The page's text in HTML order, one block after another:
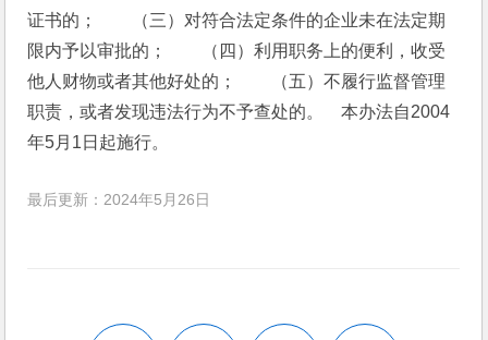
证书的；　　（三）对符合法定条件的企业未在法定期
限内予以审批的；　　（四）利用职务上的便利，收受
他人财物或者其他好处的；　　（五）不履行监督管理
职责，或者发现违法行为不予查处的。　本办法自2004
年5月1日起施行。
最后更新：2024年5月26日